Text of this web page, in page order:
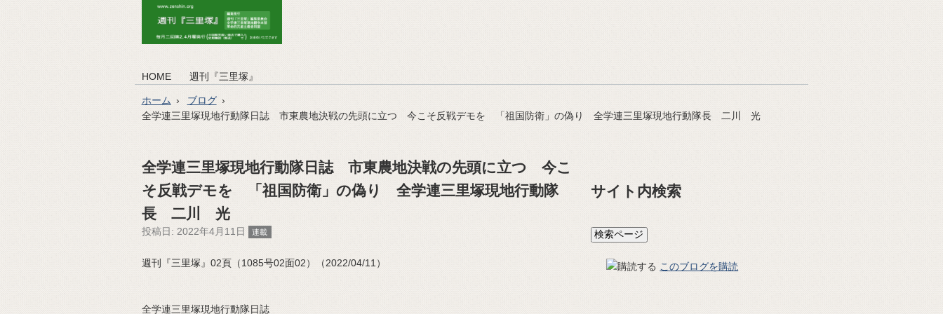
HOME 週刊『三里塚』
ホーム
ブログ
全学連三里塚現地行動隊日誌 市東農地決戦の先頭に立つ 今こそ反戦デモを 「祖国防衛」の偽り 全学連三里塚現地行動隊長 二川 光
全学連三里塚現地行動隊日誌 市東農地決戦の先頭に立つ 今こ
そ反戦デモを 「祖国防衛」の偽り 全学連三里塚現地行動隊
長 二川 光
投稿日: 2022年4月11日 連載
週刊『三里塚』02頁（1085号02面02）（2022/04/11）
全学連三里塚現地行動隊日誌
サイト内検索
このブログを購読